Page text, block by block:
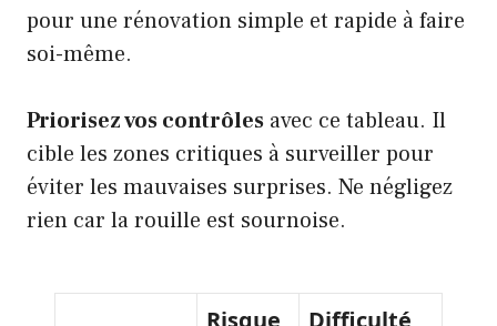
pour une rénovation simple et rapide à faire
soi-même.
Priorisez vos contrôles avec ce tableau. Il
cible les zones critiques à surveiller pour
éviter les mauvaises surprises. Ne négligez
rien car la rouille est sournoise.